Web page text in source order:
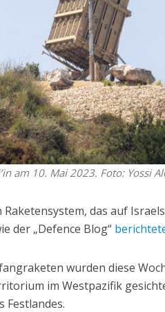
am 10. Mai 2023. Foto: Yossi
Raketensystem, das auf
der „Defence Blog“
wurden diese
im Westpazifik
Festlandes.
2026: Das ist
Vladimir Beliak